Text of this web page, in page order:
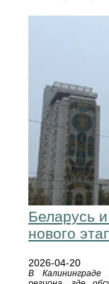
Беларусь
нового
2026-04-20
В